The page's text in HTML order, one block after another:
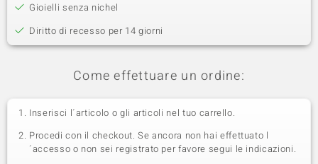
Gioielli senza nichel
Diritto di recesso per 14 giorni
Come effettuare un ordine:
Inserisci l´articolo o gli articoli nel tuo carrello.
Procedi con il checkout. Se ancora non hai effettuato l
´accesso o non sei registrato per favore segui le indicazioni.